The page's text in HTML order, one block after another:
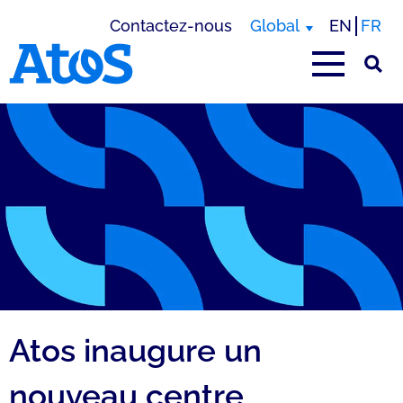
Contactez-nous Global EN FR
Atos inaugure un
nouveau centre